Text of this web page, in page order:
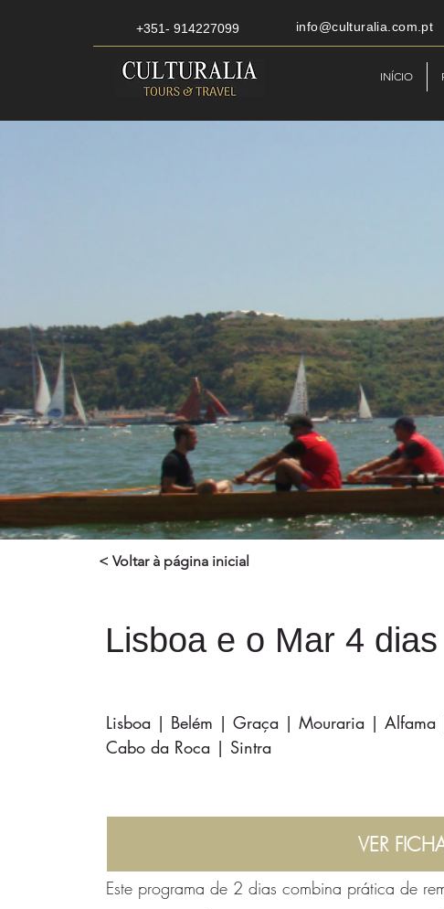
+351- 914227099 info@culturalia.com.pt
INÍCIO
< Voltar à página inicial
Lisboa e o Mar 4 dias
Lisboa | Belém | Graça | Mouraria |
Cabo da Roca | Sintra
VER
Este programa de 2 dias combina prática de